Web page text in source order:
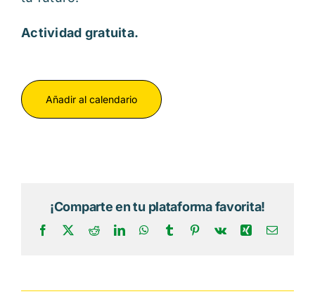
Actividad gratuita.
Añadir al calendario
¡Comparte en tu plataforma favorita!
Facebook RedditLinkedInWhatsApp
Tumblr Pinterest
Vk XingCorreo